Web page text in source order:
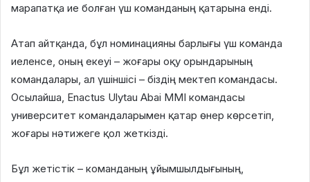
марапатқа ие болған үш команданың қатарына енді.
Атап айтқанда, бұл номинацияны барлығы үш команда
иеленсе, оның екеуі – жоғары оқу орындарының
командалары, ал үшіншісі – біздің мектеп командасы.
Осылайша, Enactus Ulytau Abai MMI командасы
университет командаларымен қатар өнер көрсетіп,
жоғары нәтижеге қол жеткізді.
Бұл жетістік – команданың ұйымшылдығының,